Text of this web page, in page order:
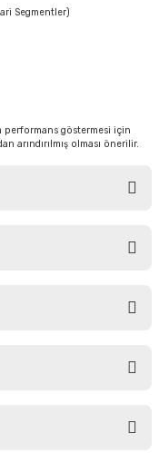
Segmentler)
performans göstermesi için
arındırılmış olması önerilir.
kullanarak tarafımıza